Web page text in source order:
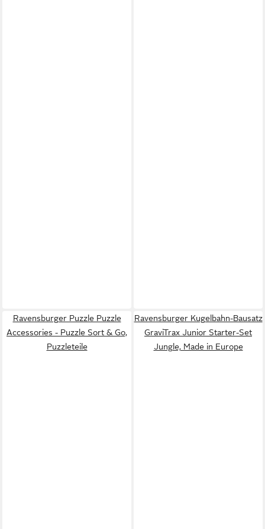
Ravensburger Puzzle Puzzle
Accessories - Puzzle Sort & Go,
Puzzleteile
Ravensburger Kugelbahn-Bausatz
GraviTrax Junior Starter-Set
Jungle, Made in Europe